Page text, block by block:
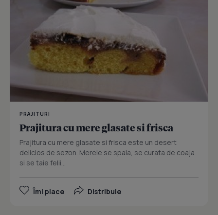
PRAJITURI
Prajitura cu mere glasate si frisca
Prajitura cu mere glasate si frisca este un desert
delicios de sezon. Merele se spala, se curata de coaja
si se taie felii...
Îmi place Distribuie